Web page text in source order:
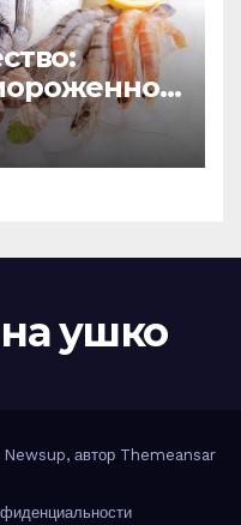
ушко
автор Themeansar